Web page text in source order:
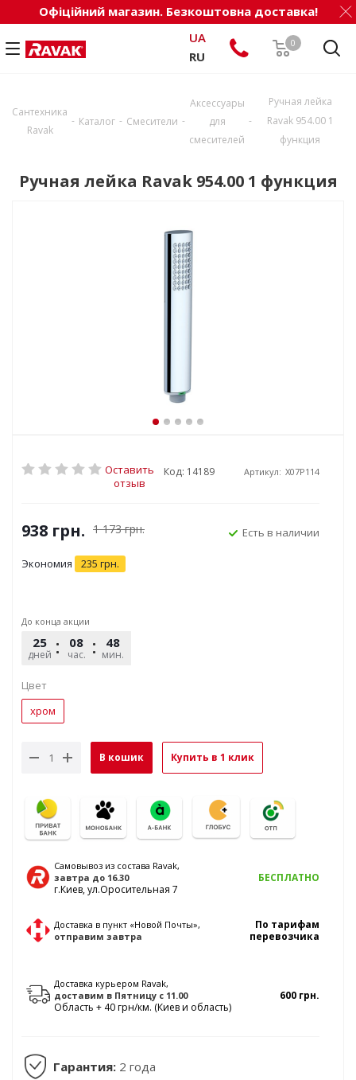
Офіційний магазин. Безкоштовна доставка!
0
UA
RU
Сантехника
Ravak
- Каталог - Смесители -
Аксессуары
для
смесителей
-
Ручная лейка
Ravak 954.00 1
функция
Ручная лейка Ravak 954.00 1 функция
Оставить
отзыв
Код: 14189 Артикул: X07P114
938 грн. 1 173грн.
Экономия 235 грн.
Есть в наличии
До конца акции
25
дней
08
час.
48
мин.
Цвет
хром
В кошик Купить в 1 клик
Самовывоз из состава Ravak,
завтра до 16.30
г.Киев, ул.Оросительная 7
БЕСПЛАТНО
Доставка в пункт «Новой Почты»,
отправимзавтра
По тарифам
перевозчика
Доставка курьером Ravak,
доставим в Пятницу с 11.00
Область + 40 грн/км. (Киев и область)
600 грн.
Гарантия: 2 года